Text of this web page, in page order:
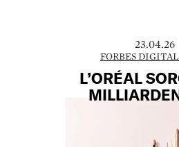
23.04.26
FORBES
L’ORÉAL